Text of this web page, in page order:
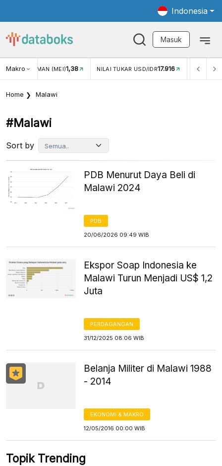
Indonesia
Masuk
Makro
(MEI)1,38 NILAI TUKAR USD/IDR17.916 INFLASI YOY (JUL) 2,88%
Home Malawi
#malawi
Sort by
PDB Menurut Daya Beli di
Malawi 2024
PDB
20/06/2026 09:49 WIB
Ekspor Soap Indonesia ke
Malawi Turun Menjadi US$ 1,2
Juta
PERDAGANGAN
31/12/2025 08:06 WIB
Belanja Militer di Malawi 1988
- 2014
EKONOMI & MAKRO
12/05/2016 00:00 WIB
Topik Trending